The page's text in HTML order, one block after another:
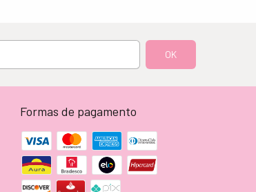
Formas de pagamento